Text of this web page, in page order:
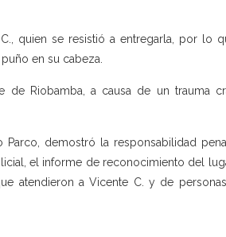
quien se resistió a entregarla, por lo
en su cabeza.
Riobamba, a causa de un trauma
Parco, demostró la responsabilidad
el informe de reconocimiento del
atendieron a Vicente C. y de